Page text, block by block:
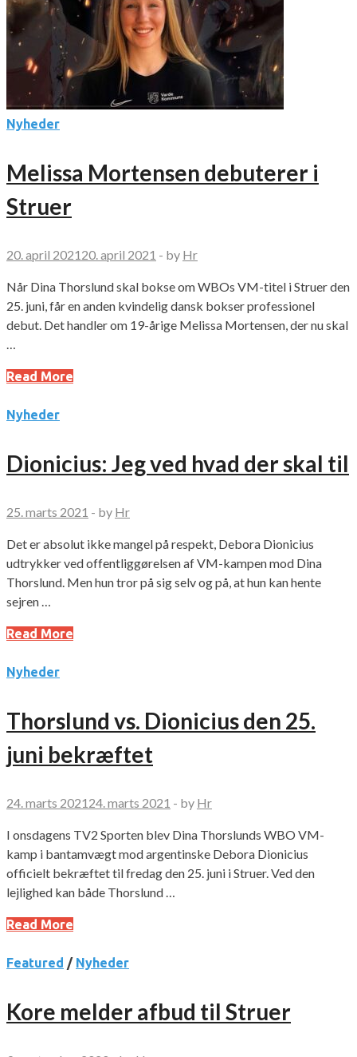
Nyheder
Melissa Mortensen debuterer i
Struer
20. april 2021 20. april 2021 - by Hr
Når Dina Thorslund skal bokse om WBOs VM-titel i Struer den
25. juni, får en anden kvindelig dansk bokser professionel
debut. Det handler om 19-årige Melissa Mortensen, der nu skal
…
Read More
Nyheder
Dionicius: Jeg ved hvad der skal til
25. marts 2021 - by Hr
Det er absolut ikke mangel på respekt, Debora Dionicius
udtrykker ved offentliggørelsen af VM-kampen mod Dina
Thorslund. Men hun tror på sig selv og på, at hun kan hente
sejren …
Read More
Nyheder
Thorslund vs. Dionicius den 25.
juni bekræftet
24. marts 2021 24. marts 2021 - by Hr
I onsdagens TV2 Sporten blev Dina Thorslunds WBO VM-
kamp i bantamvægt mod argentinske Debora Dionicius
officielt bekræftet til fredag den 25. juni i Struer. Ved den
lejlighed kan både Thorslund …
Read More
Featured / Nyheder
Kore melder afbud til Struer